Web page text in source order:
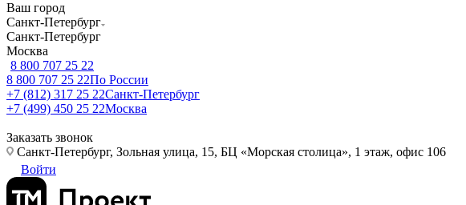
Ваш город
Санкт-Петербург
Санкт-Петербург
Москва
8 800 707 25 22
8 800 707 25 22По России
+7 (812) 317 25 22Санкт-Петербург
+7 (499) 450 25 22Москва
Заказать звонок
Санкт-Петербург, Зольная улица, 15, БЦ «Морская столица», 1 этаж, офис 106
Войти